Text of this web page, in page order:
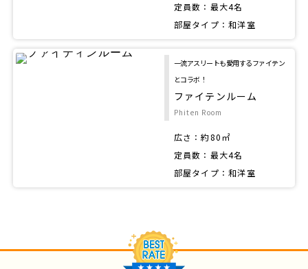
定員数：最大4名
部屋タイプ：和洋室
一流アスリートも愛用するファイテン
とコラボ！
ファイテンルーム
Phiten Room
広さ：約80㎡
定員数：最大4名
部屋タイプ：和洋室